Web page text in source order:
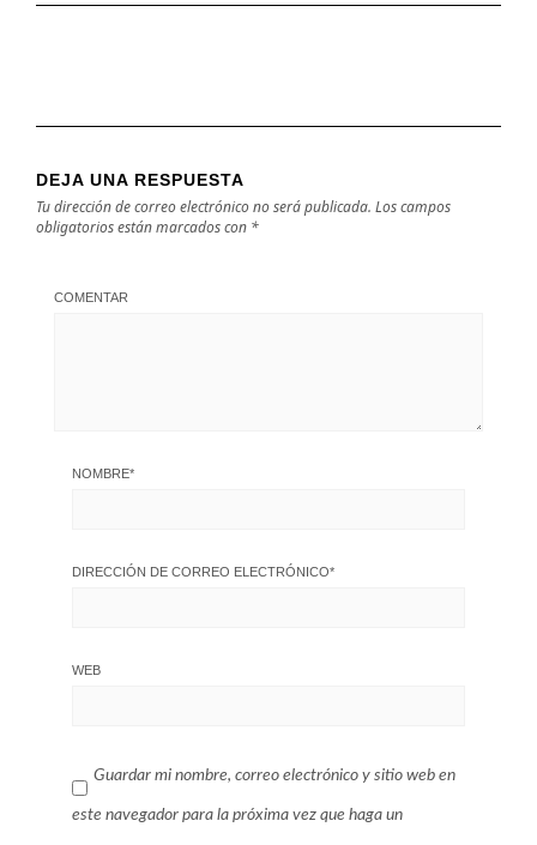
DEJA UNA RESPUESTA
Tu dirección de correo electrónico no será publicada. Los campos
obligatorios están marcados con *
COMENTAR
NOMBRE*
DIRECCIÓN DE CORREO ELECTRÓNICO*
WEB
Guardar mi nombre, correo electrónico y sitio web en
este navegador para la próxima vez que haga un